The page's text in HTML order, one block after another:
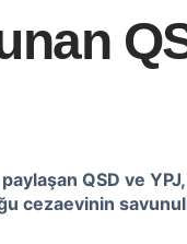
QSD ve
cezaevinin